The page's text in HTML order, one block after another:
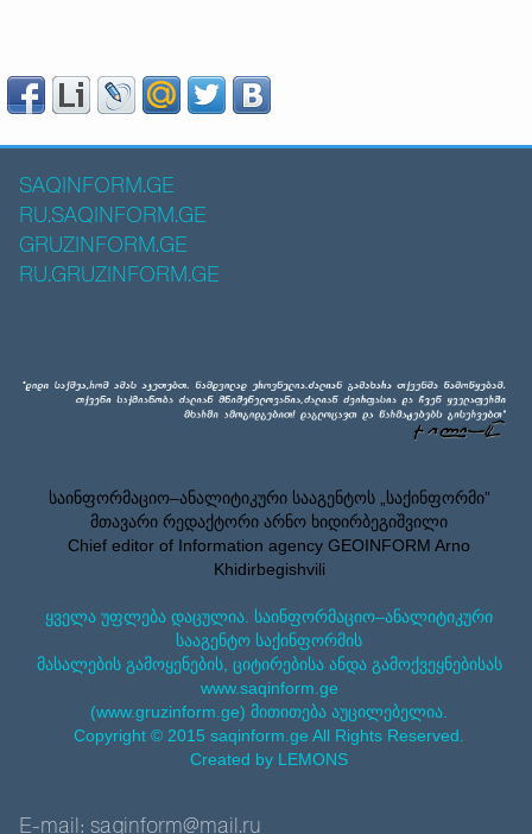
SAQINFORM.GE
RU.SAQINFORM.GE
GRUZINFORM.GE
RU.GRUZINFORM.GE
საინფორმაციო–ანალიტიკური სააგენტოს „საქინფორმი”
მთავარი რედაქტორი არნო ხიდირბეგიშვილი
Chief editor of Information agency GEOINFORM Arno
Khidirbegishvili
ყველა უფლება დაცულია. საინფორმაციო–ანალიტიკური
სააგენტო საქინფორმის
მასალების გამოყენების, ციტირებისა ანდა გამოქვეყნებისას
www.saqinform.ge
(www.gruzinform.ge) მითითება აუცილებელია.
Copyright © 2015 saqinform.ge All Rights Reserved.
Created by LEMONS
E-mail: saqinform@mail.ru